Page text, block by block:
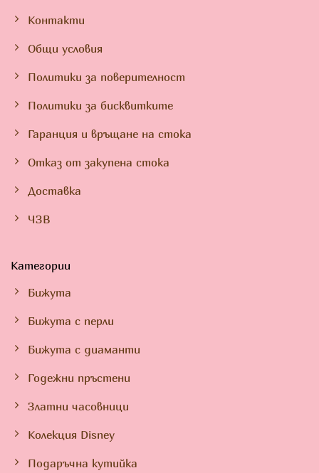
Контакти
Общи условия
Политики за поверителност
Политики за бисквитките
Гаранция и връщане на стока
Отказ от закупена стока
Доставка
ЧЗВ
Категории
Бижута
Бижута с перли
Бижута с диаманти
Годежни пръстени
Златни часовници
Колекция Disney
Подаръчна кутийка